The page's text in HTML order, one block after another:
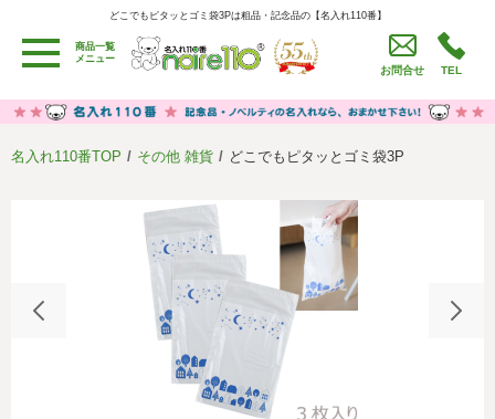
どこでもピタッとゴミ袋3Pは粗品・記念品の【名入れ110番】
どこでもピタッとゴミ袋3Pは粗品・記念品の【名入れ110番】
商品一覧
メニュー
お問合せ TEL
用途別カテゴリ
卒園・卒業記念品
労働組合・設立記念・周年記念
うちわ・扇子・ファン
イベント・パーティーグッズ
食品・お菓子
セール品グッズ
名入れについて
特定商取引法に基づく表記
著作権と推奨環境について プライバシーポリシー
名入れ110番TOP その他 雑貨 どこでもピタッとゴミ袋3P